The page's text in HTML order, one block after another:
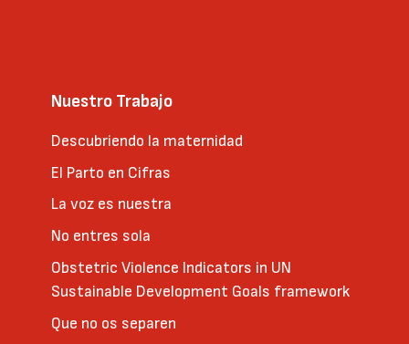
Nuestro Trabajo
Descubriendo la maternidad
El Parto en Cifras
La voz es nuestra
No entres sola
Obstetric Violence Indicators in UN
Sustainable Development Goals framework
Que no os separen